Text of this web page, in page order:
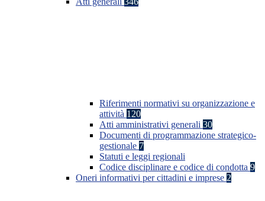
Riferimenti normativi su organizzazione e
attività 120
Atti amministrativi generali 30
Documenti di programmazione strategico-
gestionale 7
Statuti e leggi regionali
Codice disciplinare e codice di condotta 9
Oneri informativi per cittadini e imprese 2